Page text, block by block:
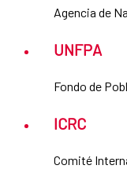
Agencia de
UNFPA
Fondo de
ICRC
Comité